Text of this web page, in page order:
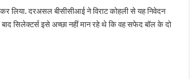
लिया. दरअसल बीसीसीआई ने विराट कोहली से यह निवेदन
सिलेक्टर्स इसे अच्छा नहीं मान रहे थे कि वह सफेद बॉल के दो